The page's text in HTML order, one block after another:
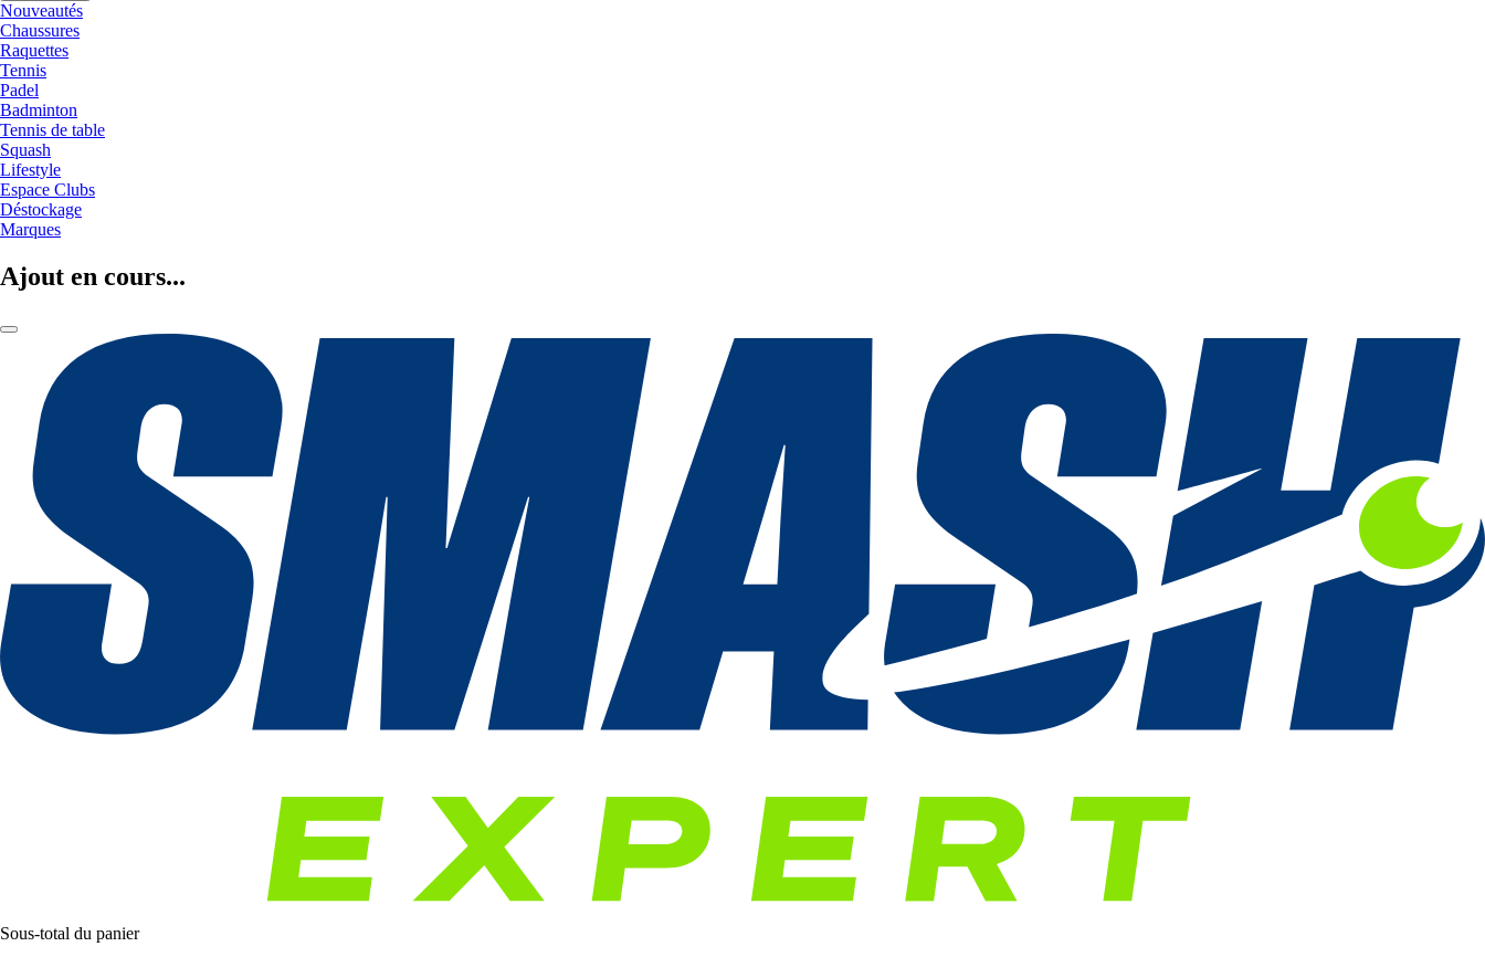
Nouveautés
Chaussures
Raquettes
Tennis
Padel
Badminton
Tennis de table
Squash
Lifestyle
Espace Clubs
Déstockage
Marques
Ajout en cours...
Sous-total du panier